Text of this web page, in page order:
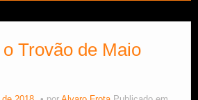
Trovão de Maio